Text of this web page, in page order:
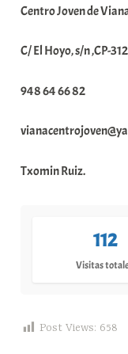
Centro Joven de
C/ El Hoyo, s/n ,CP-
948 64 66 82
Txomin Ruiz.
112
Visitas
Post Views: 658